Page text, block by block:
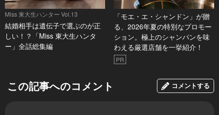
Miss 東大生ハンター Vol.13
結婚相手は遺伝子で選ぶのが正
しい！？「Miss 東大生ハンタ
ー」全話総集編
「モエ・エ・シャンドン」が贈
る、2026年夏の特別なプロモー
ション。極上のシャンパンを味
わえる厳選店舗を一挙紹介！
PR
この記事へのコメント コメントする